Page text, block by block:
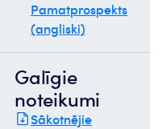
Pamatprospekts
(angliski)
Galīgie
noteikumi
Sākotnējie